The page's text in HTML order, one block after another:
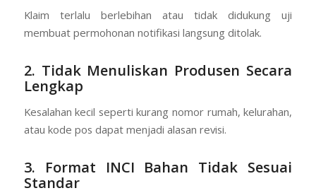
Klaim terlalu berlebihan atau tidak didukung uji
membuat permohonan notifikasi langsung ditolak.
2. Tidak Menuliskan Produsen Secara
Lengkap
Kesalahan kecil seperti kurang nomor rumah, kelurahan,
atau kode pos dapat menjadi alasan revisi.
3. Format INCI Bahan Tidak Sesuai
Standar